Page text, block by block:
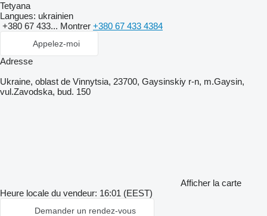
Tetyana
Langues: ukrainien
+380 67 433... Montrer +380 67 433 4384
Appelez-moi
Adresse
Ukraine, oblast de Vinnytsia, 23700, Gaysinskiy r-n, m.Gaysin,
vul.Zavodska, bud. 150
Afficher la carte
Heure locale du vendeur: 16:01 (EEST)
Demander un rendez-vous